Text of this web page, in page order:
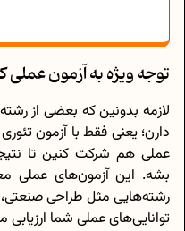
توجه ویژه به آزمون عملی
لازمه بدونین که بعضی از
دارن؛ یعنی فقط با آزمون
عملی هم شرکت کنین تا
بشه. این آزمون‌های عملی
رشته‌هایی مثل طراحی صنعتی،
توانایی‌های عملی شما